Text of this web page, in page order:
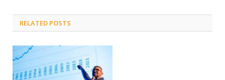
RELATED POSTS